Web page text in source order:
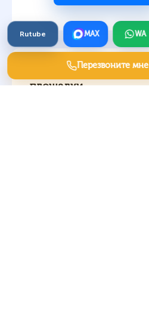
Rutube
Клиенты на детские
площадки
MAX WA
Перезвоните мне